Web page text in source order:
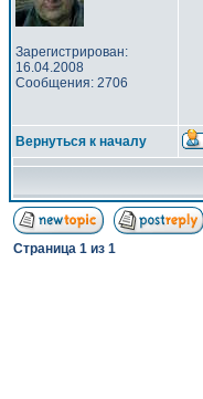
Зарегистрирован:
16.04.2008
Сообщения: 2706
Вернуться к началу
Страница 1 из 1